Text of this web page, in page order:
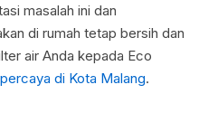
masalah ini dan
di rumah tetap bersih dan
air Anda kepada Eco
di Kota Malang.